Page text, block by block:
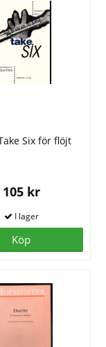
Six för flöjt
105 kr
Köp